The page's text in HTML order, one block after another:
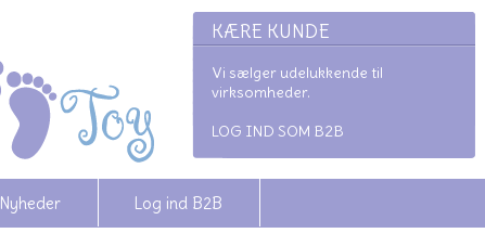
KÆRE KUNDE
Vi sælger udelukkende til
virksomheder.
LOG IND SOM B2B
Nyheder Log ind B2B